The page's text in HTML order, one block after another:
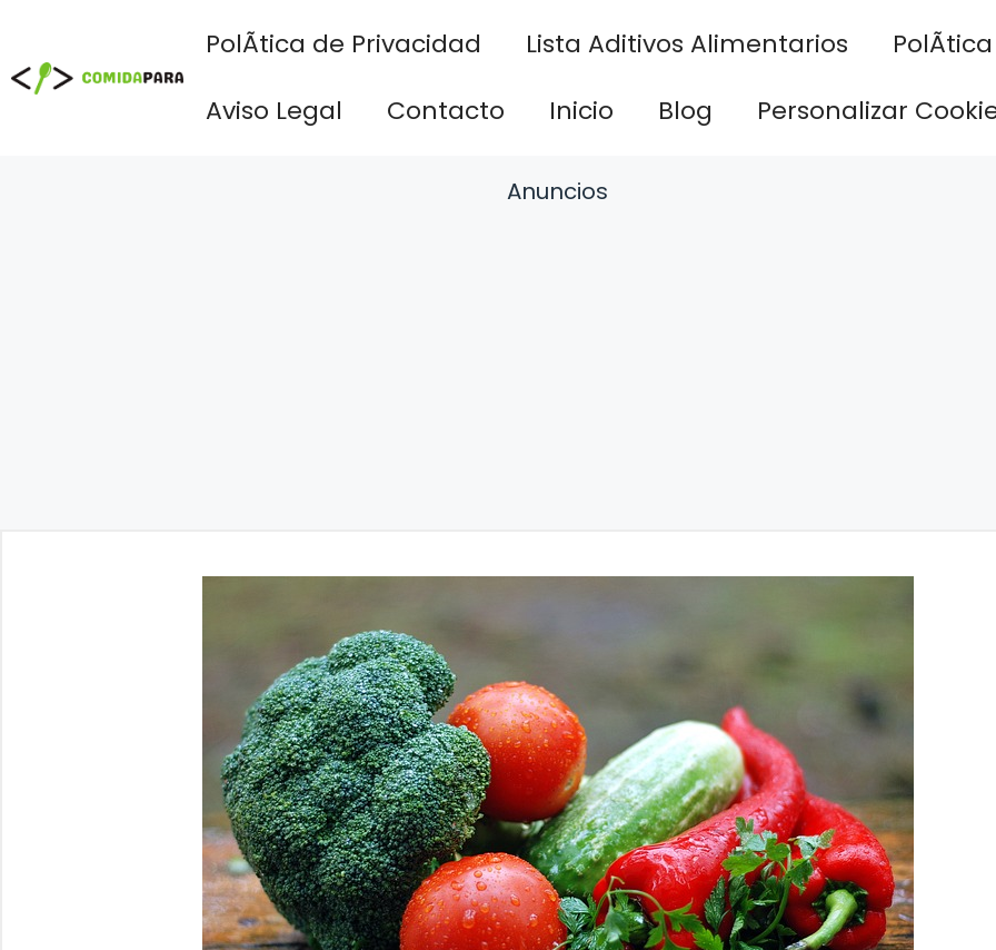
contenido
PolÃ­tica de Privacidad Lista Aditivos Alimentarios
Aviso Legal
Contacto Inicio Blog Personalizar
Anuncios